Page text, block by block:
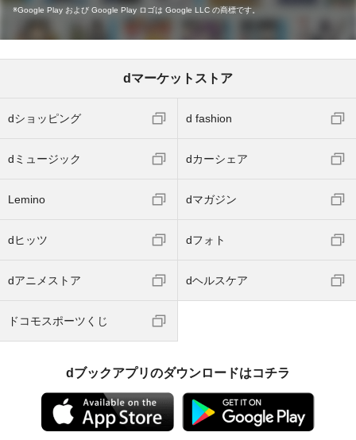
Google Play および Google Play ロゴは Google LLC の商標です。
dマーケットストア
dショッピング d fashion
dミュージック dカーシェア
Lemino dマガジン
dヒッツ dフォト
dアニメストア dヘルスケア
ドコモスポーツくじ
dブックアプリのダウンロードはコチラ